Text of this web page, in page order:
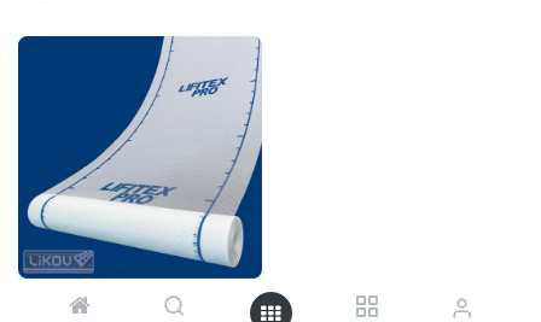
LIFITEX PRO 165 gr. - ETICS